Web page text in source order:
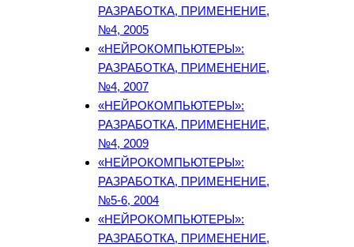
РАЗРАБОТКА, ПРИМЕНЕНИЕ,
№4, 2005
«НЕЙРОКОМПЬЮТЕРЫ»:
РАЗРАБОТКА, ПРИМЕНЕНИЕ,
№4, 2007
«НЕЙРОКОМПЬЮТЕРЫ»:
РАЗРАБОТКА, ПРИМЕНЕНИЕ,
№4, 2009
«НЕЙРОКОМПЬЮТЕРЫ»:
РАЗРАБОТКА, ПРИМЕНЕНИЕ,
№5-6, 2004
«НЕЙРОКОМПЬЮТЕРЫ»:
РАЗРАБОТКА, ПРИМЕНЕНИЕ,